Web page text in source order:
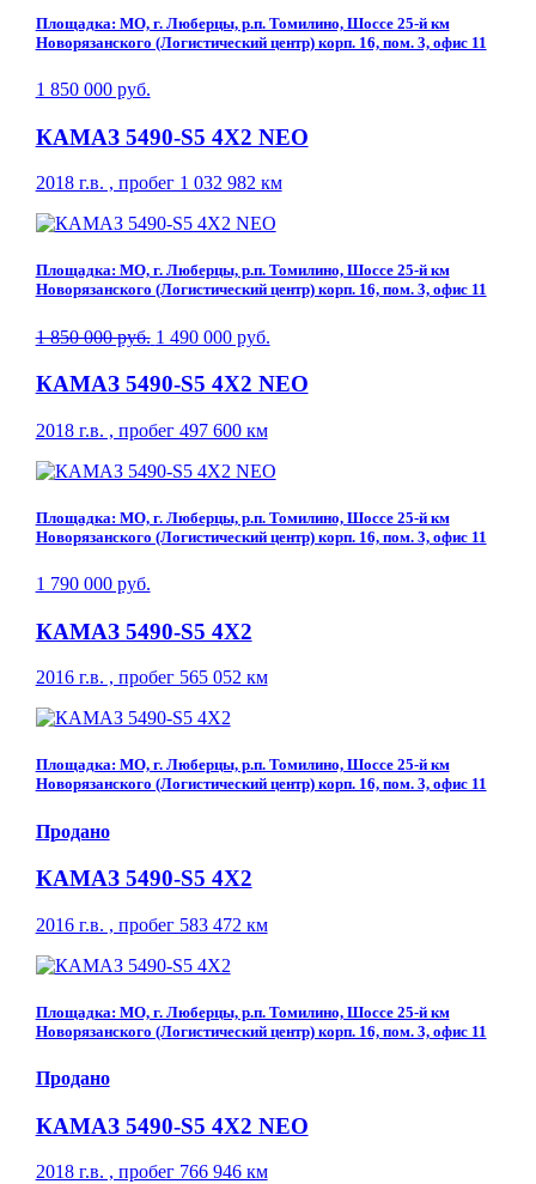
Площадка: МО, г. Люберцы, р.п. Томилино, Шоссе 25-й км
Новорязанского (Логистический центр) корп. 16, пом. 3, офис 11
1 850 000 руб.
КАМАЗ 5490-S5 4Х2 NEO
2018 г.в. , пробег 1 032 982 км
Площадка: МО, г. Люберцы, р.п. Томилино, Шоссе 25-й км
Новорязанского (Логистический центр) корп. 16, пом. 3, офис 11
1 850 000 руб. 1 490 000 руб.
КАМАЗ 5490-S5 4Х2 NEO
2018 г.в. , пробег 497 600 км
Площадка: МО, г. Люберцы, р.п. Томилино, Шоссе 25-й км
Новорязанского (Логистический центр) корп. 16, пом. 3, офис 11
1 790 000 руб.
КАМАЗ 5490-S5 4Х2
2016 г.в. , пробег 565 052 км
Площадка: МО, г. Люберцы, р.п. Томилино, Шоссе 25-й км
Новорязанского (Логистический центр) корп. 16, пом. 3, офис 11
Продано
КАМАЗ 5490-S5 4Х2
2016 г.в. , пробег 583 472 км
Площадка: МО, г. Люберцы, р.п. Томилино, Шоссе 25-й км
Новорязанского (Логистический центр) корп. 16, пом. 3, офис 11
Продано
КАМАЗ 5490-S5 4Х2 NEO
2018 г.в. , пробег 766 946 км